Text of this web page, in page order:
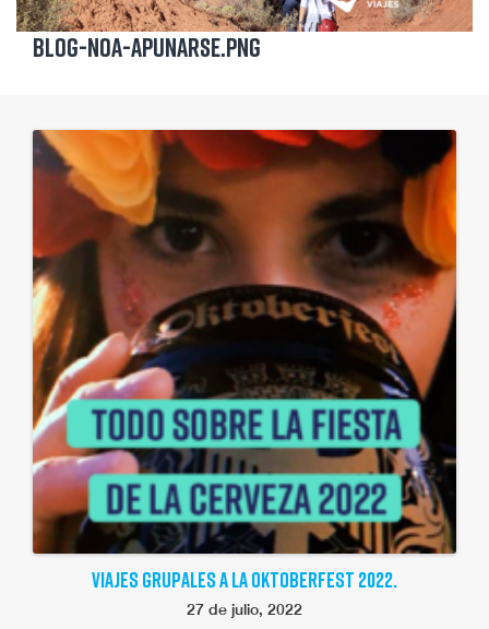
blog-noa-apunarse.png
VIAJES GRUPALES A LA OKTOBERFEST 2022.
27 de julio, 2022